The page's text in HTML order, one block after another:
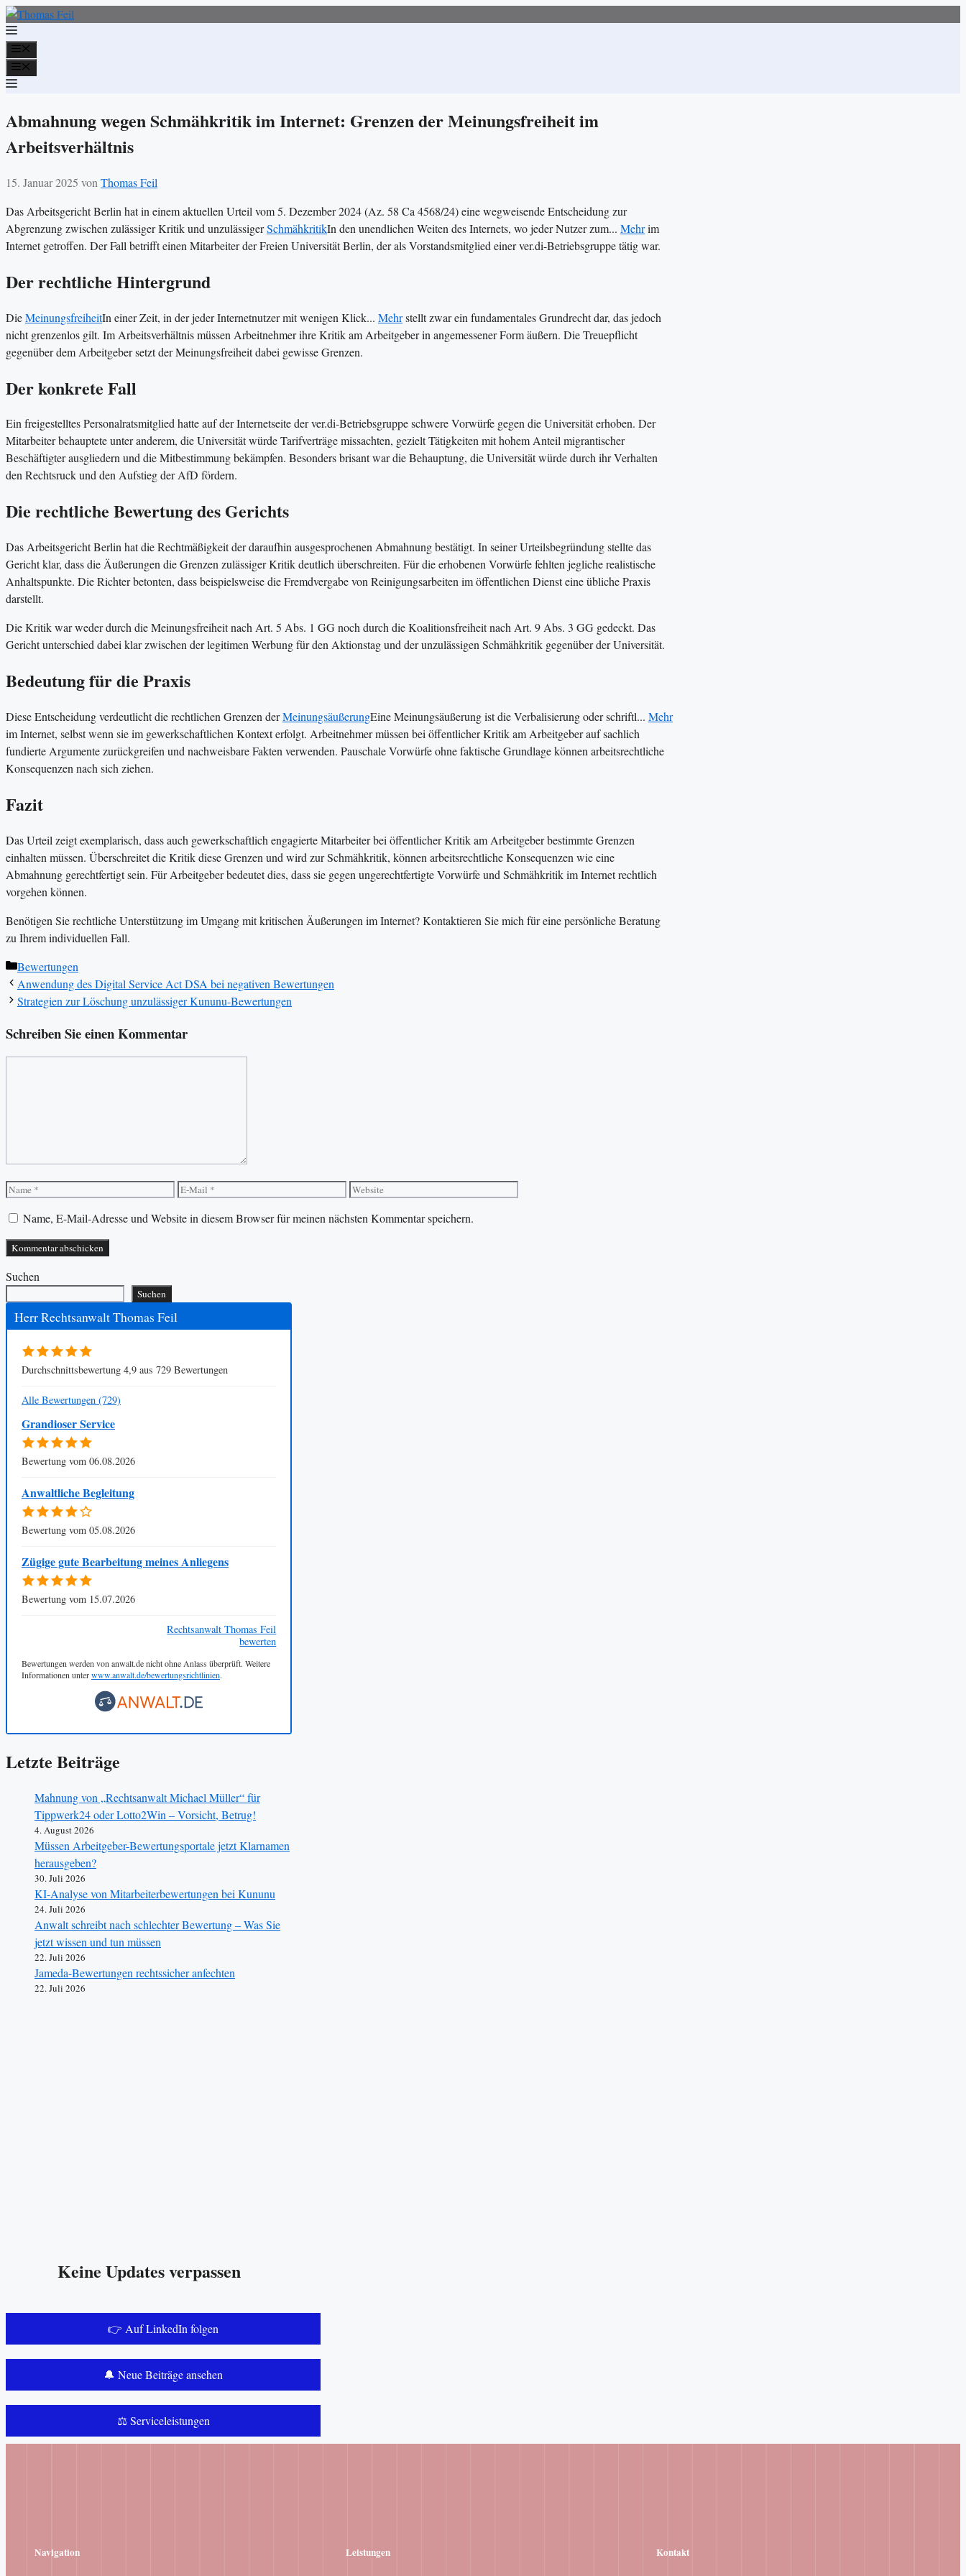
Zum
Inhalt
springen
Abmahnung wegen Schmähkritik im Internet: Grenzen der Meinungsfreiheit im
Arbeitsverhältnis
15. Januar 2025 von Thomas Feil
Das Arbeitsgericht Berlin hat in einem aktuellen Urteil vom 5. Dezember 2024 (Az. 58 Ca 4568/24) eine wegweisende Entscheidung zur
Abgrenzung zwischen zulässiger Kritik und unzulässigerSchmähkritikIn den unendlichen Weiten des Internets, wo jeder Nutzer zum... Mehrim
Internet getroffen. Der Fall betrifft einen Mitarbeiter der Freien Universität Berlin, der als Vorstandsmitglied einer ver.di-Betriebsgruppe tätig war.
Der rechtliche Hintergrund
DieMeinungsfreiheitIn einer Zeit, in der jeder Internetnutzer mit wenigen Klick... Mehrstellt zwar ein fundamentales Grundrecht dar, das jedoch
nicht grenzenlos gilt. Im Arbeitsverhältnis müssen Arbeitnehmer ihre Kritik am Arbeitgeber in angemessener Form äußern. Die Treuepflicht
gegenüber dem Arbeitgeber setzt der Meinungsfreiheit dabei gewisse Grenzen.
Der konkrete Fall
Ein freigestelltes Personalratsmitglied hatte auf der Internetseite der ver.di-Betriebsgruppe schwere Vorwürfe gegen die Universität erhoben. Der
Mitarbeiter behauptete unter anderem, die Universität würde Tarifverträge missachten, gezielt Tätigkeiten mit hohem Anteil migrantischer
Beschäftigter ausgliedern und die Mitbestimmung bekämpfen. Besonders brisant war die Behauptung, die Universität würde durch ihr Verhalten
den Rechtsruck und den Aufstieg der AfD fördern.
Die rechtliche Bewertung des Gerichts
Das Arbeitsgericht Berlin hat die Rechtmäßigkeit der daraufhin ausgesprochenen Abmahnung bestätigt. In seiner Urteilsbegründung stellte das
Gericht klar, dass die Äußerungen die Grenzen zulässiger Kritik deutlich überschreiten. Für die erhobenen Vorwürfe fehlten jegliche realistische
Anhaltspunkte. Die Richter betonten, dass beispielsweise die Fremdvergabe von Reinigungsarbeiten im öffentlichen Dienst eine übliche Praxis
darstellt.
Die Kritik war weder durch die Meinungsfreiheit nach Art. 5 Abs. 1 GG noch durch die Koalitionsfreiheit nach Art. 9 Abs. 3 GG gedeckt. Das
Gericht unterschied dabei klar zwischen der legitimen Werbung für den Aktionstag und der unzulässigen Schmähkritik gegenüber der Universität.
Bedeutung für die Praxis
Diese Entscheidung verdeutlicht die rechtlichen Grenzen derMeinungsäußerungEine Meinungsäußerung ist die Verbalisierung oder schriftl... Mehr
im Internet, selbst wenn sie im gewerkschaftlichen Kontext erfolgt. Arbeitnehmer müssen bei öffentlicher Kritik am Arbeitgeber auf sachlich
fundierte Argumente zurückgreifen und nachweisbare Fakten verwenden. Pauschale Vorwürfe ohne faktische Grundlage können arbeitsrechtliche
Konsequenzen nach sich ziehen.
Fazit
Das Urteil zeigt exemplarisch, dass auch gewerkschaftlich engagierte Mitarbeiter bei öffentlicher Kritik am Arbeitgeber bestimmte Grenzen
einhalten müssen. Überschreitet die Kritik diese Grenzen und wird zur Schmähkritik, können arbeitsrechtliche Konsequenzen wie eine
Abmahnung gerechtfertigt sein. Für Arbeitgeber bedeutet dies, dass sie gegen ungerechtfertigte Vorwürfe und Schmähkritik im Internet rechtlich
vorgehen können.
Benötigen Sie rechtliche Unterstützung im Umgang mit kritischen Äußerungen im Internet? Kontaktieren Sie mich für eine persönliche Beratung
zu Ihrem individuellen Fall.
Kategorien
Bewertungen
Anwendung des Digital Service Act DSA bei negativen Bewertungen
Strategien zur Löschung unzulässiger Kununu-Bewertungen
Schreiben Sie einen Kommentar
Name
E-
Website
Name, E-Mail-Adresse und Website in diesem Browser für meinen nächsten Kommentar speichern.
Suchen
Suchen
Herr Rechtsanwalt Thomas Feil
Durchschnittsbewertung 4,9 aus 729 Bewertungen
Alle Bewertungen (729)
Grandioser Service
Bewertung vom 06.08.2026
Anwaltliche Begleitung
Bewertung vom 05.08.2026
Zügige gute Bearbeitung meines Anliegens
Bewertung vom 15.07.2026
Rechtsanwalt Thomas Feil
bewerten
Bewertungen werden von anwalt.de nicht ohne Anlass überprüft. Weitere
Informationen unterwww.anwalt.de/bewertungsrichtlinien.
Letzte Beiträge
Mahnung von „Rechtsanwalt Michael Müller“ für
Tippwerk24 oder Lotto2Win – Vorsicht, Betrug!
4. August 2026
Müssen Arbeitgeber-Bewertungsportale jetzt Klarnamen
herausgeben?
30. Juli 2026
KI-Analyse von Mitarbeiterbewertungen bei Kununu
24. Juli 2026
Anwalt schreibt nach schlechter Bewertung – Was Sie
jetzt wissen und tun müssen
22. Juli 2026
Jameda-Bewertungen rechtssicher anfechten
22. Juli 2026
Keine Updates verpassen
👉 Auf LinkedIn folgen
🔔 Neue Beiträge ansehen
⚖️ Serviceleistungen
Navigation Leistungen Kontakt